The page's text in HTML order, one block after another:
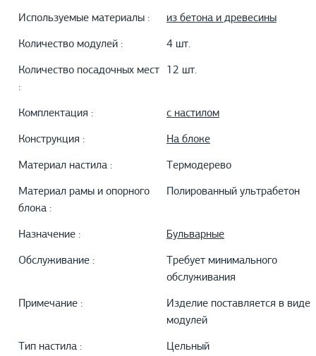
Используемые материалы : из бетона и древесины
Количество модулей : 4 шт.
Количество посадочных мест
:
12 шт.
Комплектация : с настилом
Конструкция : На блоке
Материал настила : Термодерево
Материал рамы и опорного
блока :
Полированный ультрабетон
Назначение : Бульварные
Обслуживание :
Требует минимального
обслуживания
Примечание :
Изделие поставляется в виде
модулей
Тип настила : Цельный